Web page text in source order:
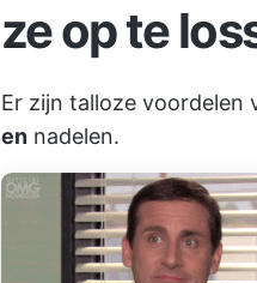
ze op te
Er zijn talloze voordelen
en nadelen.